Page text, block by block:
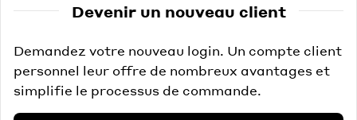
Devenir un nouveau client
Demandez votre nouveau login. Un compte client
personnel leur offre de nombreux avantages et
simplifie le processus de commande.